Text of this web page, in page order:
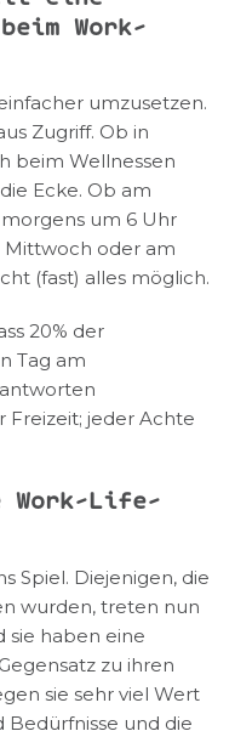
Work-
umzusetzen.
Zugriff. Ob in
beim Wellnessen
Ecke. Ob am
um 6 Uhr
Mittwoch oder am
(fast) alles möglich.
20% der
Tag am
Freizeit; jeder Achte
Work-Life-
Spiel. Diejenigen, die
wurden, treten nun
sie haben eine
zu ihren
sie sehr viel Wert
Bedürfnisse und die